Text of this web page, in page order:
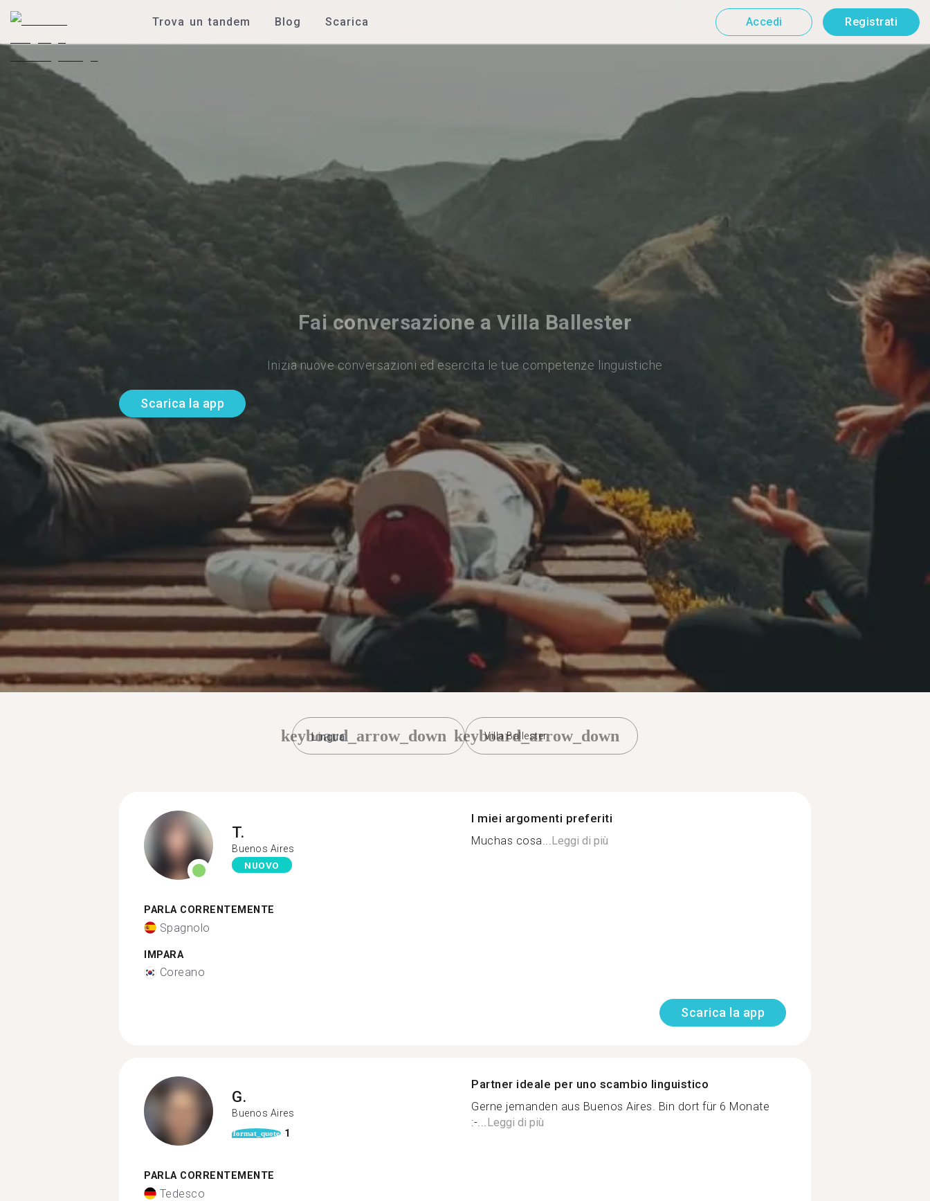
Trova un tandem Blog Scarica Accedi Registrati
Fai conversazione a Villa Ballester
Inizia nuove conversazioni ed esercita le tue competenze linguistiche
Scarica la app
keyboard_arrow_down Villa Ballester
keyboard_arrow_down
T.
Buenos Aires
NUOVO
PARLA CORRENTEMENTE
Spagnolo
IMPARA
Coreano
I miei argomenti preferiti
Muchas cosa...Leggi di più
Scarica la app
G.
Buenos Aires
format_quote 1
PARLA CORRENTEMENTE
Tedesco
Partner ideale per uno scambio linguistico
Gerne jemanden aus Buenos Aires. Bin dort für 6 Monate
:-...Leggi di più